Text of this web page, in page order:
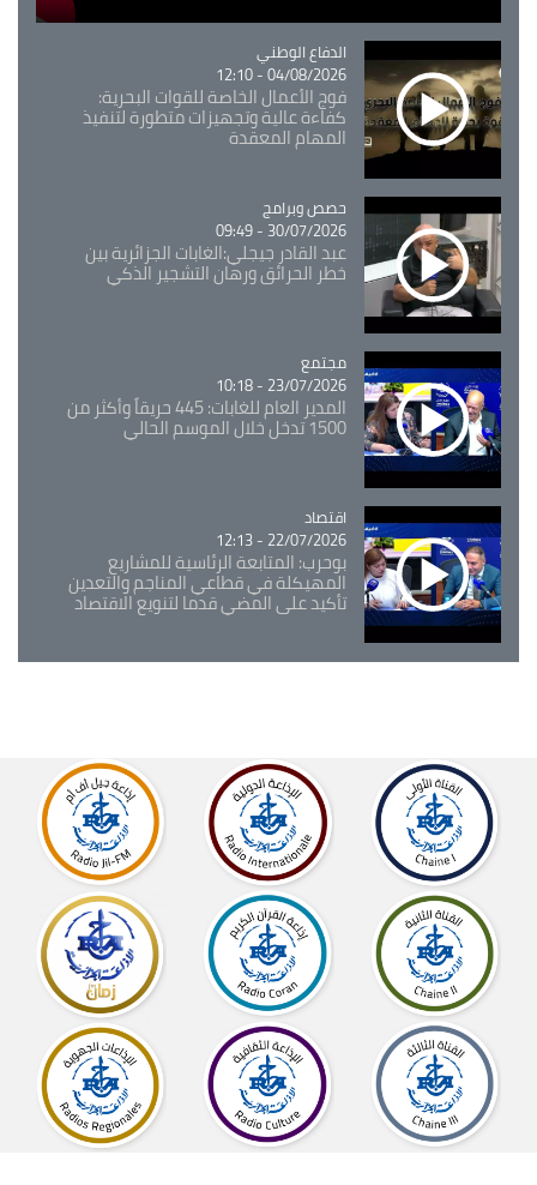
Catégorie
الدفاع الوطني
04/08/2026 - 12:10
فوج الأعمال الخاصة للقوات البحرية:
كفاءة عالية وتجهيزات متطورة لتنفيذ
المهام المعقدة
Catégorie
حصص وبرامج
30/07/2026 - 09:49
عبد القادر جيجلي:الغابات الجزائرية بين
خطر الحرائق ورهان التشجير الذكي
Catégorie
مجتمع
23/07/2026 - 10:18
المدير العام للغابات: 445 حريقاً وأكثر من
1500 تدخل خلال الموسم الحالي
Catégorie
اقتصاد
22/07/2026 - 12:13
بوحرب: المتابعة الرئاسية للمشاريع
المهيكلة في قطاعي المناجم والتعدين
تأكيد على المضي قدما لتنويع الاقتصاد